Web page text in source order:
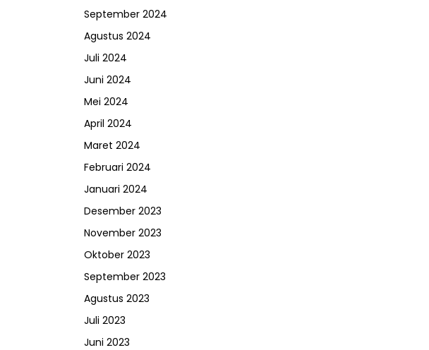
September 2024
Agustus 2024
Juli 2024
Juni 2024
Mei 2024
April 2024
Maret 2024
Februari 2024
Januari 2024
Desember 2023
November 2023
Oktober 2023
September 2023
Agustus 2023
Juli 2023
Juni 2023